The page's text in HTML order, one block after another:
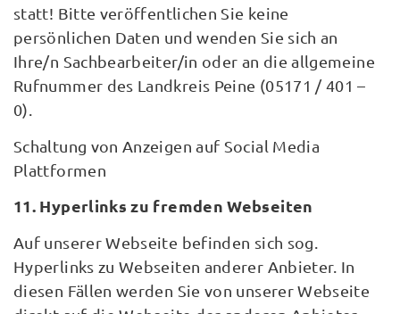
statt! Bitte veröffentlichen Sie keine
persönlichen Daten und wenden Sie sich an
Ihre/n Sachbearbeiter/in oder an die allgemeine
Rufnummer des Landkreis Peine (05171 / 401 –
0).
Schaltung von Anzeigen auf Social Media
Plattformen
11. Hyperlinks zu fremden Webseiten
Auf unserer Webseite befinden sich sog.
Hyperlinks zu Webseiten anderer Anbieter. In
diesen Fällen werden Sie von unserer Webseite